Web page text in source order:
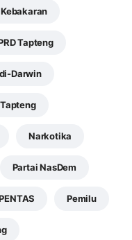
Kebakaran
Tapteng
Darwin
Narkotika
Partai NasDem
Pemilu